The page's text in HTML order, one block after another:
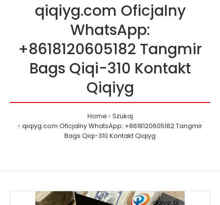
qiqiyg.com Oficjalny
WhatsApp:
+8618120605182 Tangmir
Bags Qiqi-310 Kontakt
Qiqiyg
Home
Szukaj
qiqiyg.com Oficjalny WhatsApp: +8618120605182 Tangmir
Bags Qiqi-310 Kontakt Qiqiyg